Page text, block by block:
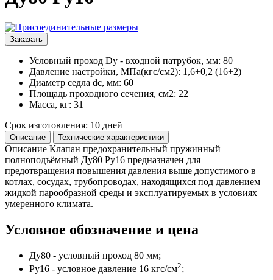
Заказать
Условный проход Dy - входной патрубок, мм: 80
Давление настройки, МПа(кгс/см2): 1,6+0,2 (16+2)
Диаметр седла dc, мм: 60
Площадь проходного сечения, см2: 22
Масса, кг: 31
Срок изготовления: 10 дней
Описание Технические характеристики
Описание Клапан предохранительный пружинный
полноподъëмный Ду80 Ру16 предназначен для
предотвращения повышения давления выше допустимого в
котлах, сосудах, трубопроводах, находящихся под давлением
жидкой парообразной среды и эксплуатируемых в условиях
умеренного климата.
Условное обозначение и цена
Ду80 - условный проход 80 мм;
Pу16 - условное давление 16 кгс/см2;